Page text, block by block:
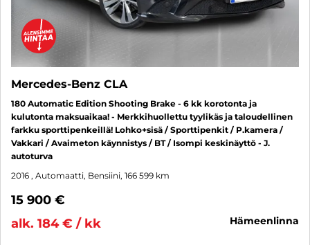
Mercedes-Benz CLA
180 Automatic Edition Shooting Brake - 6 kk korotonta ja
kulutonta maksuaikaa! - Merkkihuollettu tyylikäs ja taloudellinen
farkku sporttipenkeillä! Lohko+sisä / Sporttipenkit / P.kamera /
Vakkari / Avaimeton käynnistys / BT / Isompi keskinäyttö - J.
autoturva
2016 , Automaatti, Bensiini, 166 599 km
15 900 €
alk. 184 € / kk
hämeenlinna